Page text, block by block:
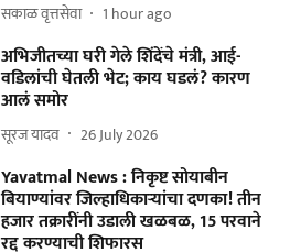
सकाळ वृत्तसेवा 1 hour ago
अभिजीतच्या घरी गेले शिंदेंचे मंत्री, आई-
वडिलांची घेतली भेट; काय घडलं? कारण
आलं समोर
सूरज यादव 26 July 2026
Yavatmal News : निकृष्ट सोयाबीन
बियाण्यांवर जिल्हाधिकार्‍यांचा दणका! तीन
हजार तक्रारींनी उडाली खळबळ, 15 परवाने
रद्द करण्याची शिफारस